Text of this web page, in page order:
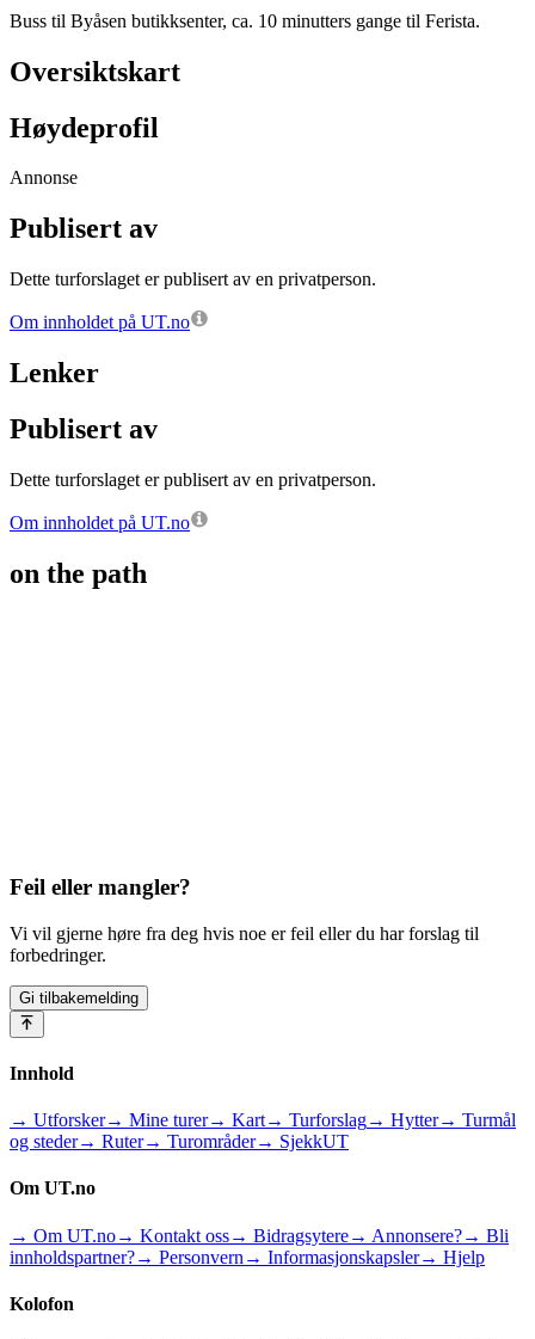
Buss til Byåsen butikksenter, ca. 10 minutters gange til Ferista.
Oversiktskart
Høydeprofil
Annonse
Publisert av
Dette turforslaget er publisert av en privatperson.
Om innholdet på UT.no
Lenker
Publisert av
Dette turforslaget er publisert av en privatperson.
Om innholdet på UT.no
on the path
Feil eller mangler?
Vi vil gjerne høre fra deg hvis noe er feil eller du har forslag til
forbedringer.
Gi tilbakemelding
Innhold
→ Utforsker→ Mine turer→ Kart→ Turforslag→ Hytter→ Turmål
og steder→ Ruter→ Turområder→ SjekkUT
Om UT.no
→ Om UT.no→ Kontakt oss→ Bidragsytere→ Annonsere?→ Bli
innholdspartner?→ Personvern → Informasjonskapsler→ Hjelp
Kolofon